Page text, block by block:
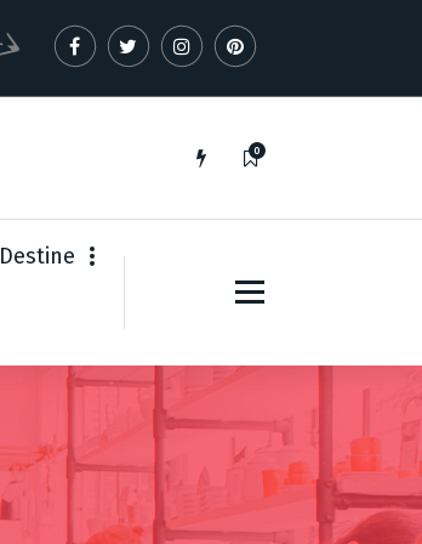
0
Destine